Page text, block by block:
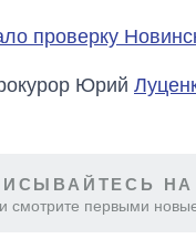
проверку
Юрий
НА
и смотрите первыми